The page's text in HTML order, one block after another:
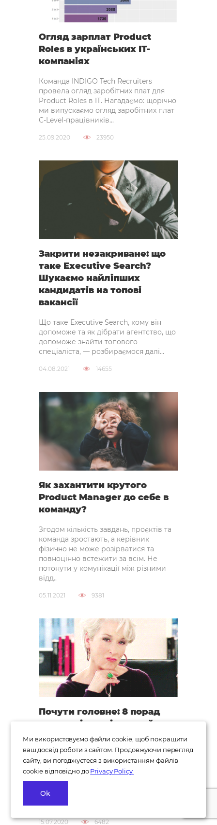
Огляд зарплат Product
Roles в українських IT-
компаніях
Команда INDIGO Tech Recruiters
провела огляд заробітних плат для
Product Roles в IT. Нагадаємо: щорічно
ми випускаємо огляд заробітних плат
C-Level-працівників...
25.09.2020 23950
Закрити незакриване: що
таке Executive Search?
Шукаємо найліпших
кандидатів на топові
вакансії
Що таке Executive Search, кому він
допоможе та як дібрати агентство, що
допоможе знайти топового
спеціаліста, — розбираємося далі...
04.08.2021 14655
Як захантити крутого
Product Manager до себе в
команду?
Згодом кількість завдань, проєктів та
команда зростають, а керівник
фізично не може розірватися та
повноцінно встежити за всім. Не
потонути у комунікації між різними
відд..
05.11.2021 9381
Почути головне: 8 порад
щодо оцінки цінностей топ-
кандидата
Ціна помилки при наймі топ-
менеджера вкрай висока і може
коштувати бізнесові самого бізнесу.
executive search особливу увагу слід
при..
15.07.2020 6482
Ми використовуємо файли cookie, щоб покращити
ваш досвід роботи з сайтом. Продовжуючи перегляд
сайту, ви погоджуєтеся з використанням файлів
cookie відповідно доPrivacy Policy.
Ok